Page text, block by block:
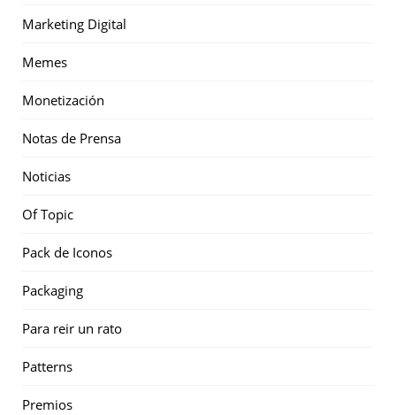
Marketing Digital
Memes
Monetización
Notas de Prensa
Noticias
Of Topic
Pack de Iconos
Packaging
Para reir un rato
Patterns
Premios